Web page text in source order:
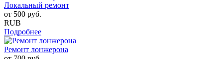
Локальный ремонт
от 500 руб.
RUB
Подробнее
Ремонт лонжерона